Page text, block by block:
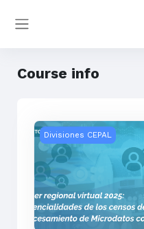
Course info
Taller regional
Divisiones CEPAL